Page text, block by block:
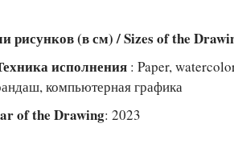
рисунков (в см) / Sizes of the
исполнения : Paper,
компьютерная графика
of the Drawing: 2023